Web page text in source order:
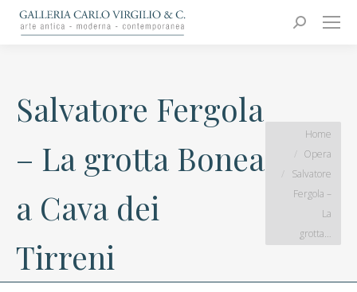
Search:
Carlo Virgilio & C.
Arte moderna e contemporanea
Salvatore Fergola
– La grotta Bonea
a Cava dei
Tirreni
You are here:
Home
Opera
Salvatore
Fergola –
La
grotta…